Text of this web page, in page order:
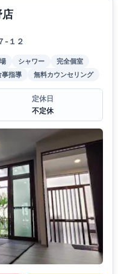
店
-１２
シャワー
完全個室
事指導 無料カウンセリング
定休日
不定休